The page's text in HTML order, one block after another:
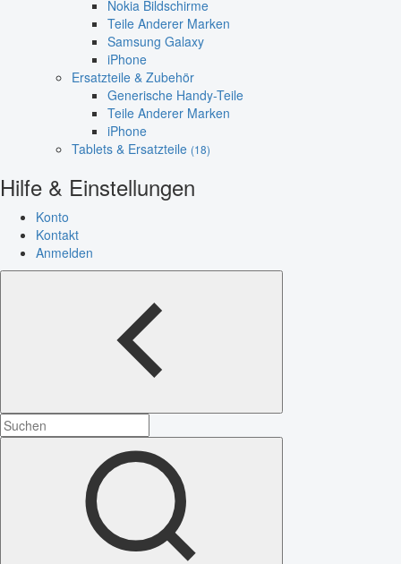
Nokia Bildschirme
Teile Anderer Marken
Samsung Galaxy
iPhone
Ersatzteile & Zubehör
Generische Handy-Teile
Teile Anderer Marken
iPhone
Tablets & Ersatzteile (18)
Hilfe & Einstellungen
Konto
Kontakt
Anmelden